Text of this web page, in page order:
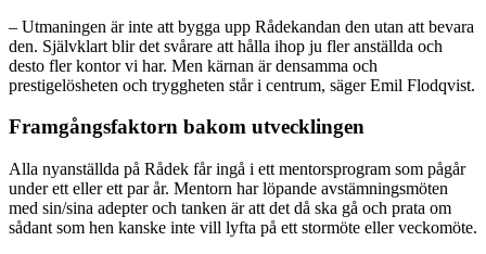
– Utmaningen är inte att bygga upp Rådekandan den utan att bevara
den. Självklart blir det svårare att hålla ihop ju fler anställda och
desto fler kontor vi har. Men kärnan är densamma och
prestigelösheten och tryggheten står i centrum, säger Emil Flodqvist.
Framgångsfaktorn bakom utvecklingen
Alla nyanställda på Rådek får ingå i ett mentorsprogram som pågår
under ett eller ett par år. Mentorn har löpande avstämningsmöten
med sin/sina adepter och tanken är att det då ska gå och prata om
sådant som hen kanske inte vill lyfta på ett stormöte eller veckomöte.